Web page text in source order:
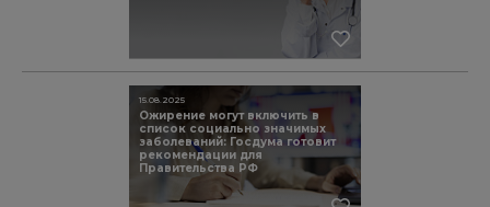
Ожирение могут включить в
список социально значимых
заболеваний: Госдума готовит
рекомендации для
Правительства РФ
15.08.2025